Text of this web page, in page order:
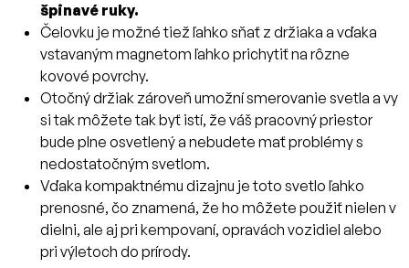
špinavé ruky.
Čelovku je možné tiež ľahko sňať z držiaka a vďaka
vstavaným magnetom ľahko prichytiť na rôzne
kovové povrchy.
Otočný držiak zároveň umožní smerovanie svetla a vy
si tak môžete tak byť istí, že váš pracovný priestor
bude plne osvetlený a nebudete mať problémy s
nedostatočným svetlom.
Vďaka kompaktnému dizajnu je toto svetlo ľahko
prenosné, čo znamená, že ho môžete použiť nielen v
dielni, ale aj pri kempovaní, opravách vozidiel alebo
pri výletoch do prírody.